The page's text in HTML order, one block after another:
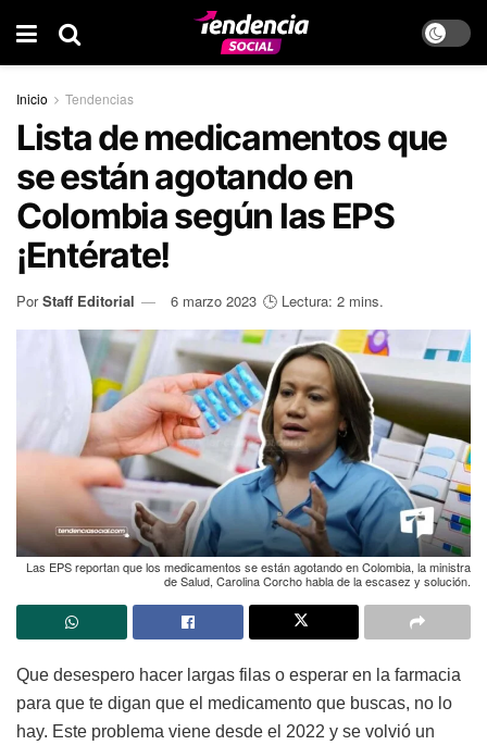
Inicio Tendencias
Lista de medicamentos que
se están agotando en
Colombia según las EPS
¡Entérate!
Por Staff Editorial 6 marzo 2023 🕒 Lectura: 2 mins.
Las EPS reportan que los medicamentos se están agotando en Colombia, la ministra
de Salud, Carolina Corcho habla de la escasez y solución.
Que desespero hacer largas filas o esperar en la farmacia
para que te digan que el medicamento que buscas, no lo
hay. Este problema viene desde el 2022 y se volvió un